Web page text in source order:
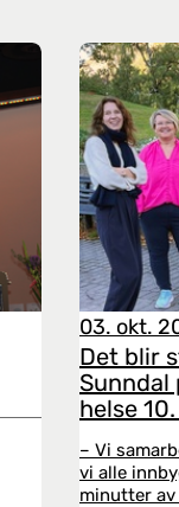
03. okt.
Det blir
Sunndal
helse
– Vi
vi alle
minutter